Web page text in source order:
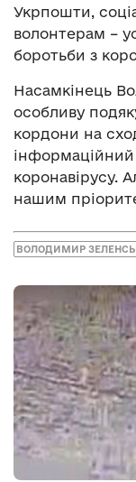
Укрпошти,
волонтерам –
боротьби з
Насамкінець
особливу
кордони на
коронавірусу.
нашим
ВОЛОДИМИР